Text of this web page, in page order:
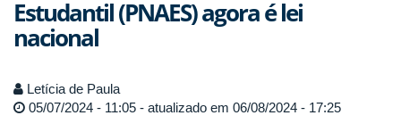
Estudantil (PNAES) agora é lei
nacional
Letícia de Paula
05/07/2024 - 11:05 - atualizado em 06/08/2024 - 17:25